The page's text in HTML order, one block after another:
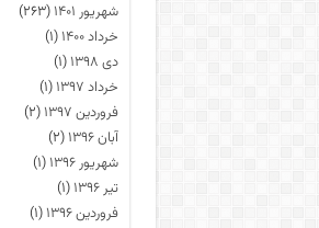
شهریور ۱۴۰۱
(۲۶۳)
خرداد ۱۴۰۰
(۱)
دی ۱۳۹۸
(۱)
خرداد ۱۳۹۷
(۱)
فروردین ۱۳۹۷
(۲)
آبان ۱۳۹۶
(۲)
شهریور ۱۳۹۶
(۱)
تیر ۱۳۹۶
(۱)
فروردین ۱۳۹۶
(۱)